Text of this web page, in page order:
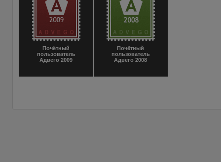
Почётный
пользователь
Адвего 2009
Почётный
пользователь
Адвего 2008